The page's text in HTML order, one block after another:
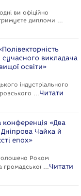
ви офіційно
дипломи …
сучасного викладача
освіти»
індустріального
…Читати
конференція «Два
Чайка й
епох»
Роком
громадської …Читати